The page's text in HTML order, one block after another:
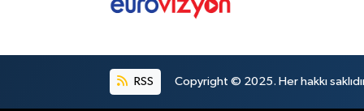
RSS Copyright © 2025. Her hakkı